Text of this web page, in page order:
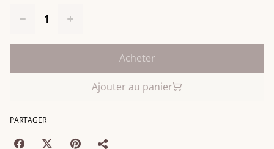
Acheter
Ajouter au panier
PARTAGER